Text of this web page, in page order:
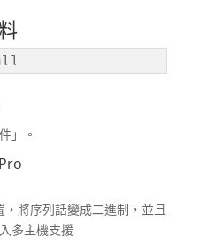
」。
將序列話變成二進制，並且
多主機支援